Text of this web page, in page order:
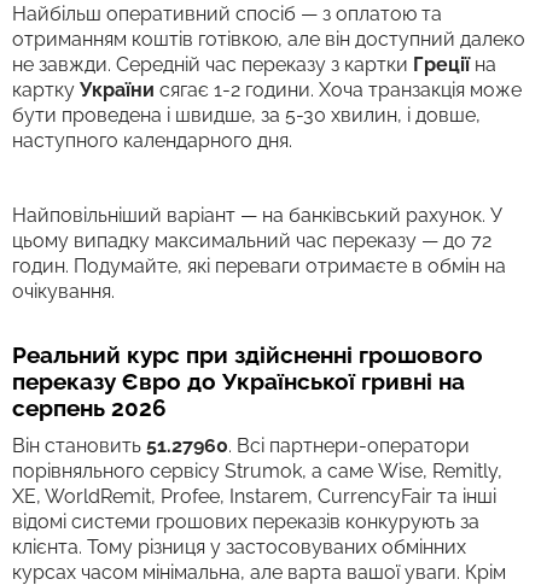
Найбільш оперативний спосіб — з оплатою та
отриманням коштів готівкою, але він доступний далеко
не завжди. Середній час переказу з картки Греції на
картку України сягає 1-2 години. Хоча транзакція може
бути проведена і швидше, за 5-30 хвилин, і довше,
наступного календарного дня.
Найповільніший варіант — на банківський рахунок. У
цьому випадку максимальний час переказу — до 72
годин. Подумайте, які переваги отримаєте в обмін на
очікування.
Реальний курс при здійсненні грошового
переказу Євро до Української гривні на
серпень 2026
Він становить 51.27960. Всі партнери-оператори
порівняльного сервісу Strumok, а саме Wise, Remitly,
XE, WorldRemit, Profee, Instarem, CurrencyFair та інші
відомі системи грошових переказів конкурують за
клієнта. Тому різниця у застосовуваних обмінних
курсах часом мінімальна, але варта вашої уваги. Крім